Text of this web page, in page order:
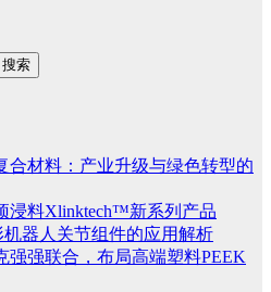
搜索
合材料：产业升级与绿色转型的
浸料Xlinktech™新系列产品
机器人关节组件的应用解析
强强联合，布局高端塑料PEEK